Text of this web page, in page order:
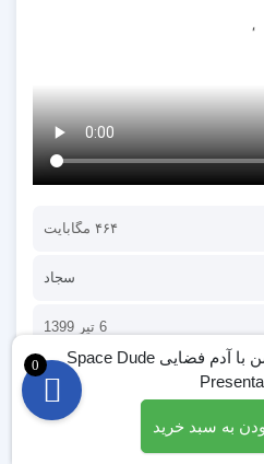
۴۶۴ مگابایت
سجاد
6 تیر 1399
وب سایت / اپلیکیشن
تومان
0
پروژه افترافکت پرزنتیشن با آدم فضایی Space Dude
به سبد خرید